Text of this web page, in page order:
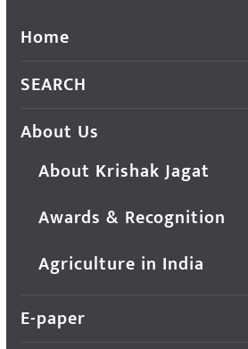
Home
SEARCH
About Us
About Krishak Jagat
Awards & Recognition
Agriculture in India
E-paper